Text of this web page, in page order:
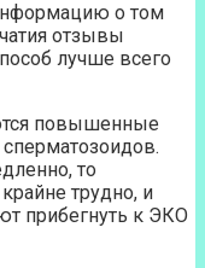
о том
отзывы
лучше всего
повышенные
то
трудно, и
прибегнуть к ЭКО